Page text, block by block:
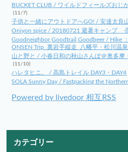
BUCKET CLUB / ワイルドフィールズお
(11/7)
子供と一緒にアウトドアへGO! / 安達太良
Oniyon spice / 20180721 避暑キャンプ -
Goodneighbor,Goodtrail,Goodbeer / Hike
ONSEN Trip_裏岩手縦走_八幡平・松川温
山と野と / 小春日和の秋山さんぽ＠奥多
(11/10)
ハレタヒニ。 / 高島トレイル DAY3・DAY4
SOLA Sunny Day / Fastpacking the
Powered by livedoor 相互RSS
カテゴリー